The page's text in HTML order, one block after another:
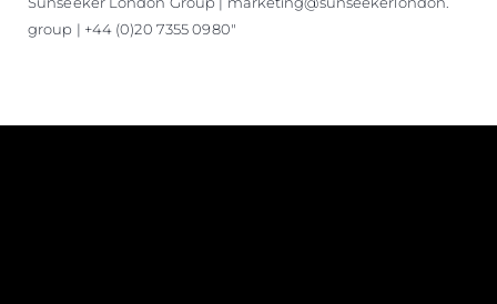
group | +44 (0)20 7355 0980"